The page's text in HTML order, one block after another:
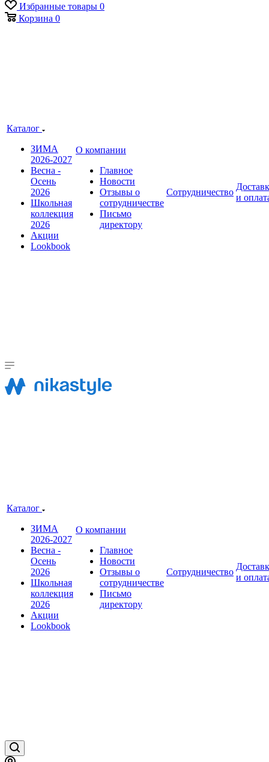
Избранные товары 0
Корзина 0
Каталог
ЗИМА
2026-2027
Весна -
Осень
2026
Школьная
коллекция
2026
Акции
Lookbook
О компании
Главное
Новости
Отзывы о
сотрудничестве
Письмо
директору
Сотрудничество
и
Каталог
ЗИМА
2026-2027
Весна -
Осень
2026
Школьная
коллекция
2026
Акции
Lookbook
О компании
Главное
Новости
Отзывы о
сотрудничестве
Письмо
директору
Сотрудничество
и